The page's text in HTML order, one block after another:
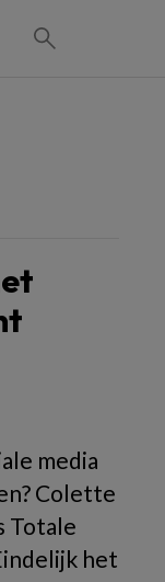
media
Colette
Totale
het